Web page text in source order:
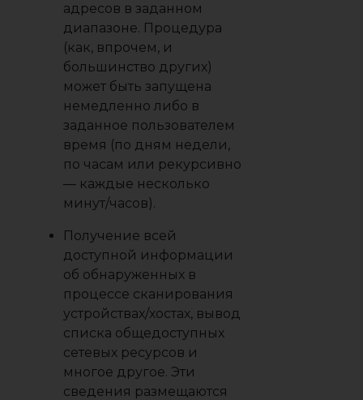
адресов в заданном
диапазоне. Процедура
(как, впрочем, и
большинство других)
может быть запущена
немедленно либо в
заданное пользователем
время (по дням недели,
по часам или рекурсивно
— каждые несколько
минут/часов).
Получение всей
доступной информации
об обнаруженных в
процессе сканирования
устройствах/хостах, вывод
списка общедоступных
сетевых ресурсов и
многое другое. Эти
сведения размещаются